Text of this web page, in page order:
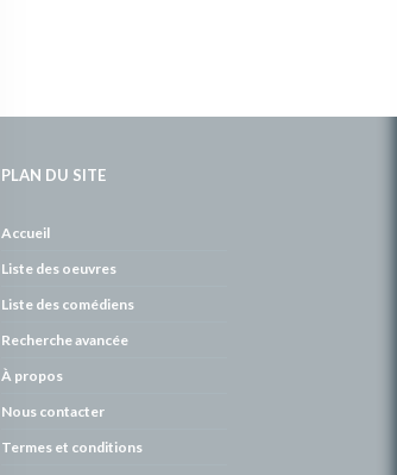
PLAN DU SITE
Accueil
Liste des oeuvres
Liste des comédiens
Recherche avancée
À propos
Nous contacter
Termes et conditions